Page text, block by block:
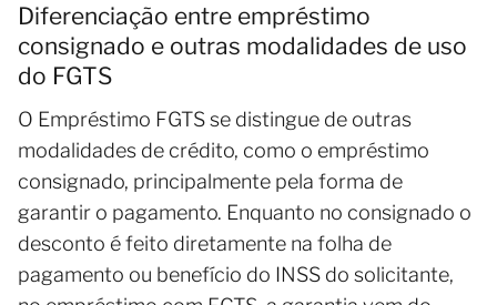
Diferenciação entre empréstimo
consignado e outras modalidades de uso
do FGTS
O Empréstimo FGTS se distingue de outras
modalidades de crédito, como o empréstimo
consignado, principalmente pela forma de
garantir o pagamento. Enquanto no consignado o
desconto é feito diretamente na folha de
pagamento ou benefício do INSS do solicitante,